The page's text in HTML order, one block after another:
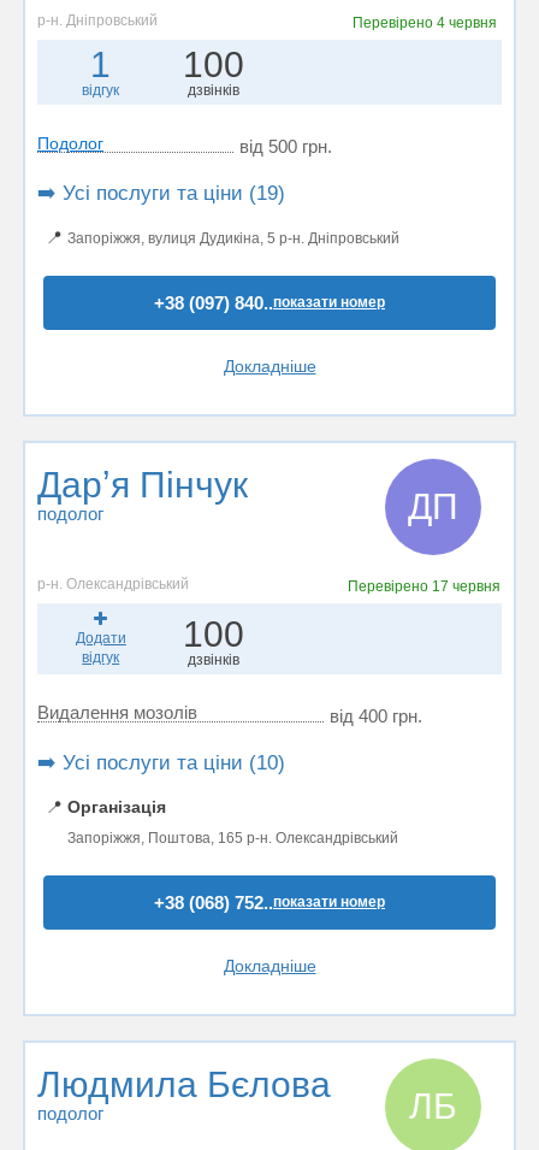
р-н. Дніпровський Перевірено 4 червня
1
відгук
100
дзвінків
Подолог від 500 грн.
➡️ Усі послуги та ціни (19)
📍 Запоріжжя, вулиця Дудикіна, 5 р-н. Дніпровський
+38 (097) 840..показати номер
Докладніше
Дарʼя Пінчук
подолог ДП
р-н. Олександрівський Перевірено 17 червня
Додати
відгук
100
дзвінків
Видалення мозолів від 400 грн.
➡️ Усі послуги та ціни (10)
📍 Організація
Запоріжжя, Поштова, 165 р-н. Олександрівський
+38 (068) 752..показати номер
Докладніше
Людмила Бєлова
подолог ЛБ